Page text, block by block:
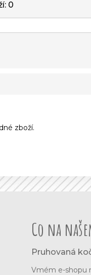
0
zboží.
Co na
Pruhovaná
Vmém e-shopu